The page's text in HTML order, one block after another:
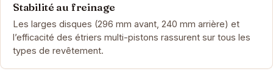
Stabilité au freinage
Les larges disques (296 mm avant, 240 mm arrière) et
l’efficacité des étriers multi-pistons rassurent sur tous les
types de revêtement.